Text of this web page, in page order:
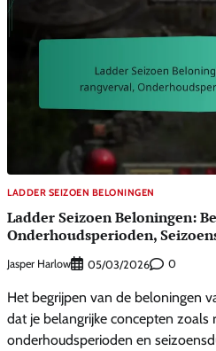
LADDER SEIZOEN BELONINGEN
Ladder Seizoen Beloningen:
Onderhoudsperioden,
Jasper Harlow 05/03/2026 0
Het begrijpen van de beloningen
dat je belangrijke concepten zoals
onderhoudsperioden en